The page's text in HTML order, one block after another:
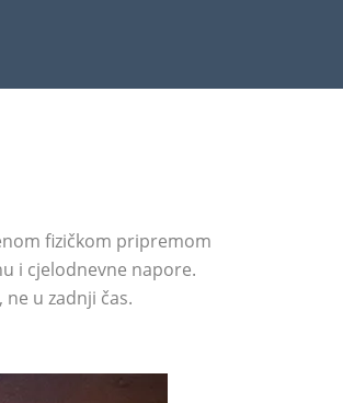
fizičkom pripremom
i cjelodnevne napore.
u zadnji čas.